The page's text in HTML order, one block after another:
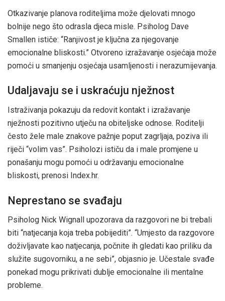
Otkazivanje planova roditeljima može djelovati mnogo
bolnije nego što odrasla djeca misle. Psiholog Dave
Smallen ističe: “Ranjivost je ključna za njegovanje
emocionalne bliskosti.” Otvoreno izražavanje osjećaja može
pomoći u smanjenju osjećaja usamljenosti i nerazumijevanja.
Udaljavaju se i uskraćuju nježnost
Istraživanja pokazuju da redovit kontakt i izražavanje
nježnosti pozitivno utječu na obiteljske odnose. Roditelji
često žele male znakove pažnje poput zagrljaja, poziva ili
riječi “volim vas”. Psiholozi ističu da i male promjene u
ponašanju mogu pomoći u održavanju emocionalne
bliskosti, prenosi Index.hr.
Neprestano se svađaju
Psiholog Nick Wignall upozorava da razgovori ne bi trebali
biti “natjecanja koja treba pobijediti”. “Umjesto da razgovore
doživljavate kao natjecanja, počnite ih gledati kao priliku da
služite sugovorniku, a ne sebi”, objasnio je. Učestale svađe
ponekad mogu prikrivati dublje emocionalne ili mentalne
probleme.